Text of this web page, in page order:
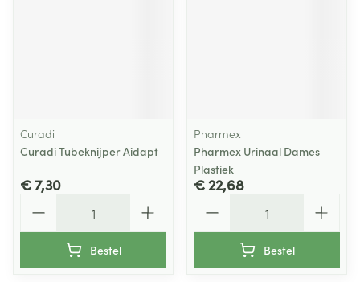
Curadi
Curadi Tubeknijper Aidapt
€ 7,30
Bestel
Pharmex
Pharmex Urinaal Dames
Plastiek
€ 22,68
Bestel